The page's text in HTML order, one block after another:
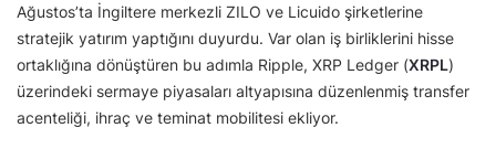
Ağustos’ta İngiltere merkezli ZILO ve Licuido şirketlerine
stratejik yatırım yaptığını duyurdu. Var olan iş birliklerini hisse
ortaklığına dönüştüren bu adımla Ripple, XRP Ledger (XRPL)
üzerindeki sermaye piyasaları altyapısına düzenlenmiş transfer
acenteliği, ihraç ve teminat mobilitesi ekliyor.